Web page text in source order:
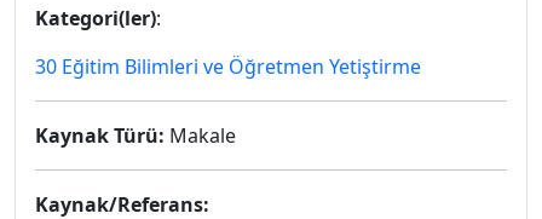
Kategori(ler):
30 Eğitim Bilimleri ve Öğretmen Yetiştirme
Kaynak Türü: Makale
Kaynak/Referans: